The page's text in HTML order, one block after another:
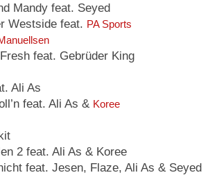
Mandy feat. Seyed
Westside feat. PA Sports
feat. Gebrüder King
Ali As
feat. Ali As & Koree
2 feat. Ali As & Koree
feat. Jesen, Flaze, Ali As & Seyed